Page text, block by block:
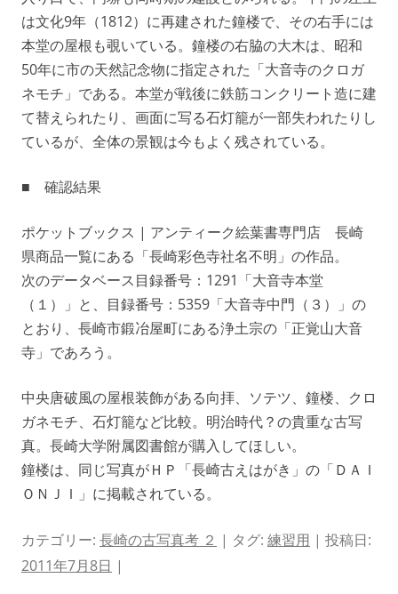
は文化9年（1812）に再建された鐘楼で、その右手には
本堂の屋根も覗いている。鐘楼の右脇の大木は、昭和
50年に市の天然記念物に指定された「大音寺のクロガ
ネモチ」である。本堂が戦後に鉄筋コンクリート造に建
て替えられたり、画面に写る石灯籠が一部失われたりし
ているが、全体の景観は今もよく残されている。
■ 確認結果
ポケットブックス | アンティーク絵葉書専門店 長崎
県商品一覧にある「長崎彩色寺社名不明」の作品。
次のデータベース目録番号：1291「大音寺本堂
（１）」と、目録番号：5359「大音寺中門（３）」の
とおり、長崎市鍛冶屋町にある浄土宗の「正覚山大音
寺」であろう。
中央唐破風の屋根装飾がある向拝、ソテツ、鐘楼、クロ
ガネモチ、石灯籠など比較。明治時代？の貴重な古写
真。長崎大学附属図書館が購入してほしい。
鐘楼は、同じ写真がＨＰ「長崎古えはがき」の「ＤＡＩ
ＯＮＪＩ」に掲載されている。
カテゴリー: 長崎の古写真考 ２ | タグ: 練習用 | 投稿日:
2011年7月8日 |